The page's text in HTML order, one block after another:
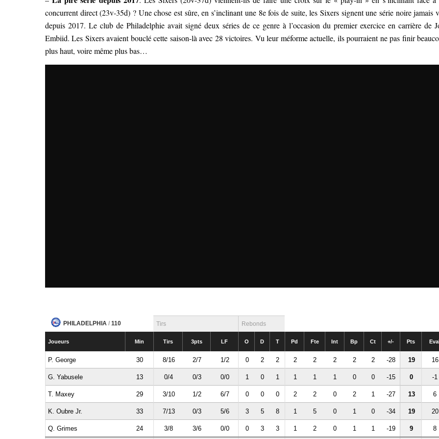
concurrent direct (23v-35d) ? Une chose est sûre, en s’inclinant une 8e fois de suite, les Sixers signent une série noire jamais
depuis 2017. Le club de Philadelphie avait signé deux séries de ce genre à l’occasion du premier exercice en carrière de
Embiid. Les Sixers avaient bouclé cette saison-là avec 28 victoires. Vu leur méforme actuelle, ils pourraient ne pas finir
plus haut, voire même plus bas…
PHILADELPHIA / 110 Tirs Rebonds
Joueurs Min Tirs 3pts LF O D T Pd Fte Int Bp Ct +/- Pts
P. George 30 8/16 2/7 1/2 0 2 2 2 2 2 2 2 -28 19 16
G. Yabusele 13 0/4 0/3 0/0 1 0 1 1 1 1 0 0 -15 0 -1
T. Maxey 29 3/10 1/2 6/7 0 0 0 2 2 0 2 1 -27 13 6
K. Oubre Jr. 33 7/13 0/3 5/6 3 5 8 1 5 0 1 0 -34 19 20
Q. Grimes 24 3/8 3/6 0/0 0 3 3 1 2 0 1 1 -19 9 8